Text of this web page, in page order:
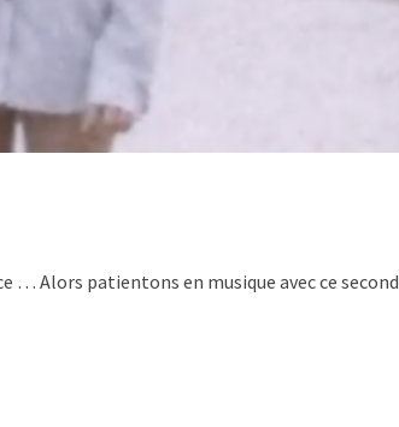
… Alors patientons en musique avec ce second